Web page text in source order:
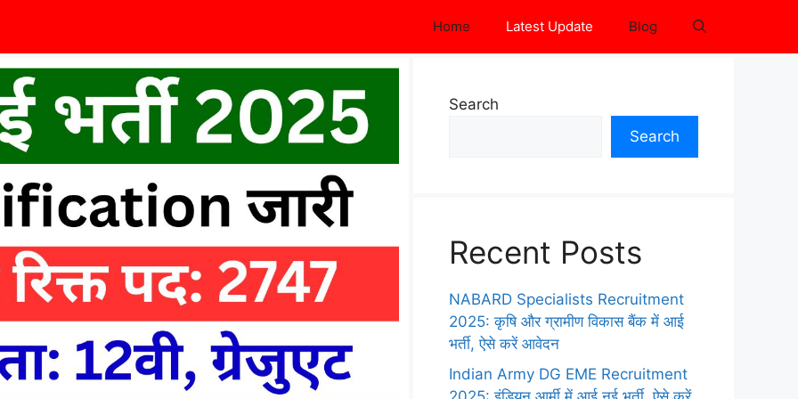
Home Latest Update Blog
Search
Search
Recent Posts
NABARD Specialists Recruitment
2025: कृषि और ग्रामीण विकास बैंक में आई
भर्ती, ऐसे करें आवेदन
Indian Army DG EME Recruitment